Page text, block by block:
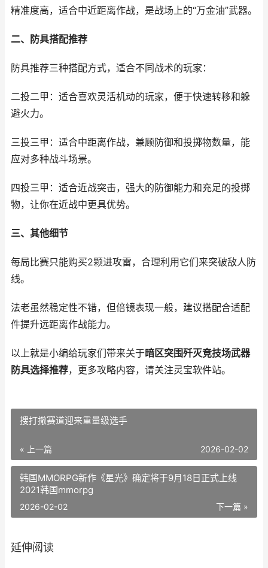
精准度高，适合中近距离作战，是战场上的“万金油”武器。
二、防具搭配推荐
防具推荐三种搭配方式，适合不同战术的玩家：
二投二甲：适合喜欢灵活机动的玩家，便于快速转移和躲
避火力。
三投三甲：适合中距离作战，兼顾防御和投掷物数量，能
应对多种战斗场景。
四投三甲：适合近战突击，强大的防御能力和充足的投掷
物，让你在近战中更具优势。
三、其他细节
每局比赛只能购买2颗进攻雷，合理利用它们来突破敌人防
线。
法老虽然稳定性不错，但倍镜表现一般，建议搭配合适配
件提升远距离作战能力。
以上就是小编给玩家们带来关于暗区突围歼灭竞技场武器
防具选择推荐，更多攻略内容，请关注灵宝软件站。
搜打撤赛道迎来重量级选手
« 上一篇 2026-02-02
韩国MMORPG新作《星光》确定将于9月18日正式上线
2021韩国mmorpg
下一篇 »
2026-02-02
延伸阅读